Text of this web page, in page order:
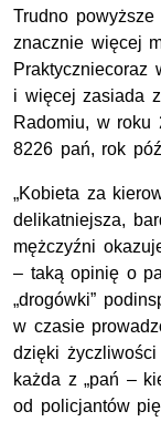
Trudno
znacznie więcej
Praktyczniecoraz
i więcej zasiada
Radomiu, w roku
8226 pań, rok
„Kobieta za
delikatniejsza,
mężczyźni
– taką opinię o
„drogówki”
w czasie
dzięki
każda z „pań –
od policjantów